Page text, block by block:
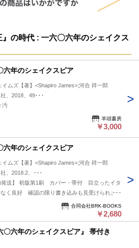
の時代 : 一六〇六年のシェイクス
六年のシェイクスピア
イムズ【著】<Shapiro James>;河合 祥一郎
社、2018、49･･･
汚
羊頭書房
￥3,000
六年のシェイクスピア
イムズ【著】<Shapiro James>;河合 祥一郎
社、2018.2、･･･
発送】 初版第1刷 カバー・帯付 目立ったイタ
なく良好 確認の限り書き込みも見受けられませ
合同会社BRK-BOOKS
￥2,680
〇六年のシェイクスピア』 帯付き